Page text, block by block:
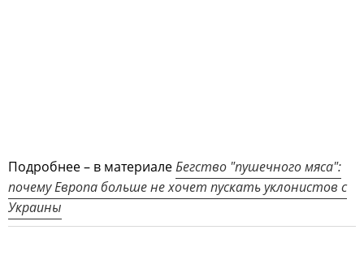
Подробнее – в материалеБегство "пушечного мяса":
почему Европа больше не хочет пускать уклонистов с
Украины